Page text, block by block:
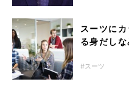
スーツに
る身だし
スーツ